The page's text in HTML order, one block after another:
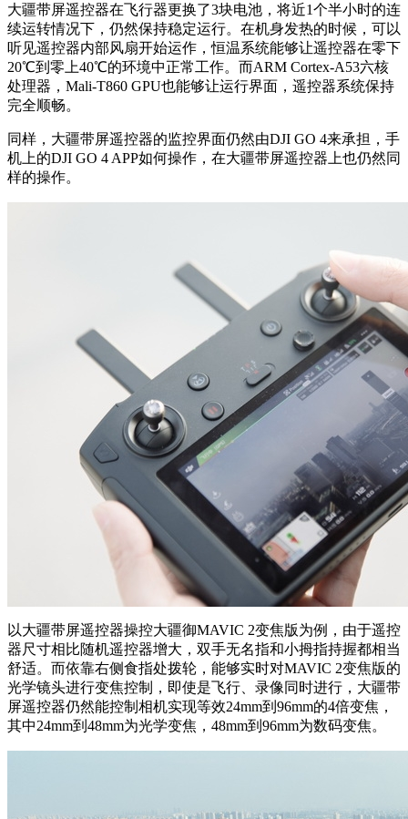
大疆带屏遥控器在飞行器更换了3块电池，将近1个半小时的连
续运转情况下，仍然保持稳定运行。在机身发热的时候，可以
听见遥控器内部风扇开始运作，恒温系统能够让遥控器在零下
20℃到零上40℃的环境中正常工作。而ARM Cortex-A53六核
处理器，Mali-T860 GPU也能够让运行界面，遥控器系统保持
完全顺畅。
同样，大疆带屏遥控器的监控界面仍然由DJI GO 4来承担，手
机上的DJI GO 4 APP如何操作，在大疆带屏遥控器上也仍然同
样的操作。
以大疆带屏遥控器操控大疆御MAVIC 2变焦版为例，由于遥控
器尺寸相比随机遥控器增大，双手无名指和小拇指持握都相当
舒适。而依靠右侧食指处拨轮，能够实时对MAVIC 2变焦版的
光学镜头进行变焦控制，即使是飞行、录像同时进行，大疆带
屏遥控器仍然能控制相机实现等效24mm到96mm的4倍变焦，
其中24mm到48mm为光学变焦，48mm到96mm为数码变焦。